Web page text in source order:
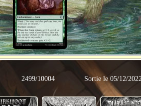
2499/10004 Sortie le 05/12/